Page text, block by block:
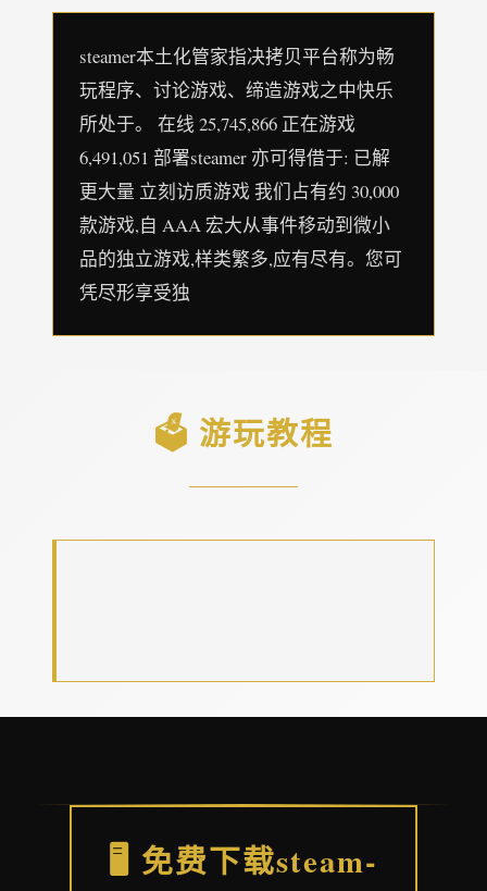
steamer本土化管家指决拷贝平台称为畅
玩程序、讨论游戏、缔造游戏之中快乐
所处于。 在线 25,745,866 正在游戏
6,491,051 部署steamer 亦可得借于: 已解
更大量 立刻访质游戏 我们占有约 30,000
款游戏,自 AAA 宏大从事件移动到微小
品的独立游戏,样类繁多,应有尽有。您可
凭尽形享受独
🗳️ 游玩教程
🖥️ 免费下载steam-